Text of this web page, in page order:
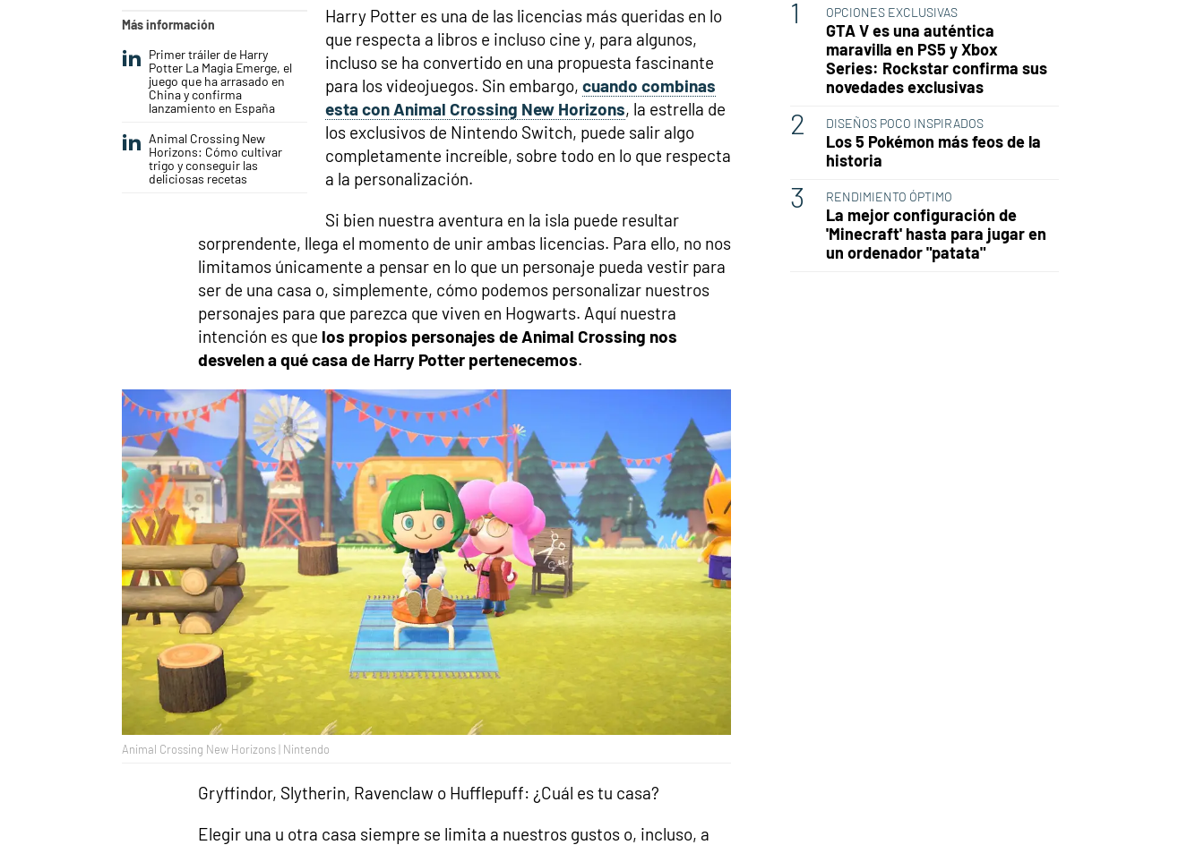
Más información
Primer tráiler de Harry
Potter La Magia Emerge, el
juego que ha arrasado en
China y confirma
lanzamiento en España
Animal Crossing New
Horizons: Cómo cultivar
trigo y conseguir las
deliciosas recetas
Harry Potter es una de las licencias más queridas en lo
que respecta a libros e incluso cine y, para algunos,
incluso se ha convertido en una propuesta fascinante
para los videojuegos. Sin embargo, cuando combinas
esta con Animal Crossing New Horizons, la estrella de
los exclusivos de Nintendo Switch, puede salir algo
completamente increíble, sobre todo en lo que respecta
a la personalización.
Si bien nuestra aventura en la isla puede resultar
sorprendente, llega el momento de unir ambas licencias. Para ello, no nos
limitamos únicamente a pensar en lo que un personaje pueda vestir para
ser de una casa o, simplemente, cómo podemos personalizar nuestros
personajes para que parezca que viven en Hogwarts. Aquí nuestra
intención es que los propios personajes de Animal Crossing nos
desvelen a qué casa de Harry Potter pertenecemos.
Animal Crossing New Horizons | Nintendo
Gryffindor, Slytherin, Ravenclaw o Hufflepuff: ¿Cuál es tu casa?
Elegir una u otra casa siempre se limita a nuestros gustos o, incluso, a
OPCIONES EXCLUSIVAS
GTA V es una auténtica
maravilla en PS5 y Xbox
Series: Rockstar confirma sus
novedades exclusivas
DISEÑOS POCO INSPIRADOS
Los 5 Pokémon más feos de la
historia
RENDIMIENTO ÓPTIMO
La mejor configuración de
'Minecraft' hasta para jugar en
un ordenador "patata"